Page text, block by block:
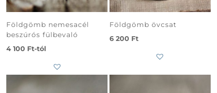
Földgömb nemesacél
beszúrós fülbevaló
4 100 Ft-tól
Földgömb övcsat
6 200 Ft